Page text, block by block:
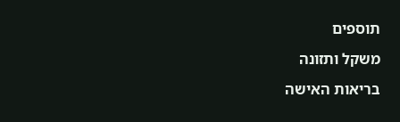
תוספים
משקל ותזונה
בריאות האישה